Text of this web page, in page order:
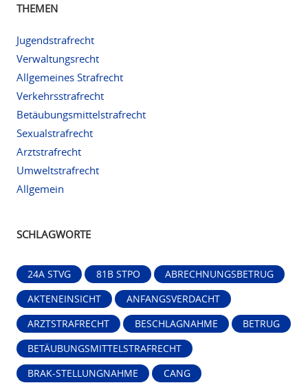
THEMEN
Jugendstrafrecht
Verwaltungsrecht
Allgemeines Strafrecht
Verkehrsstrafrecht
Betäubungsmittelstrafrecht
Sexualstrafrecht
Arztstrafrecht
Umweltstrafrecht
Allgemein
SCHLAGWORTE
24A STVG 81B STPO ABRECHNUNGSBETRUG
AKTENEINSICHT ANFANGSVERDACHT
ARZTSTRAFRECHT BESCHLAGNAHME BETRUG
BETÄUBUNGSMITTELSTRAFRECHT
BRAK-STELLUNGNAHME CANG